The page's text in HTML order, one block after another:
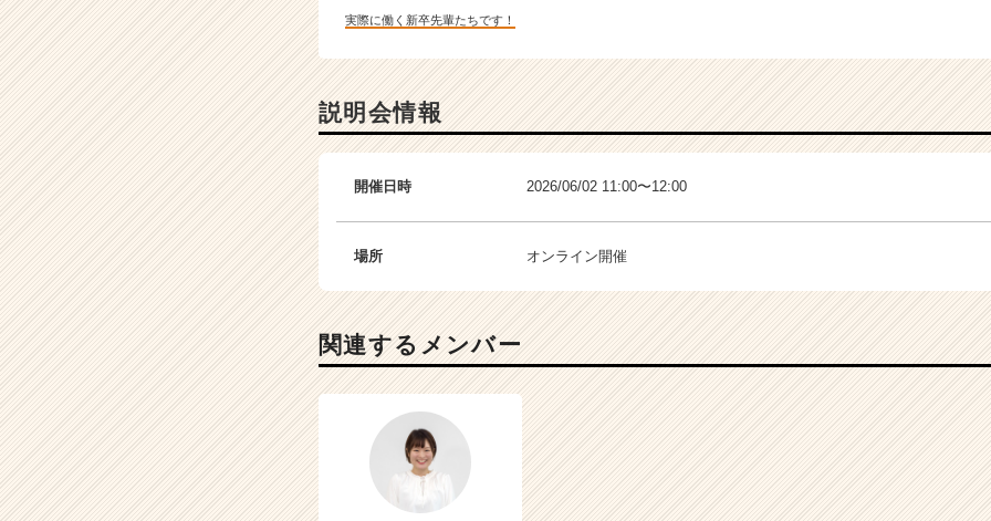
実際に働く新卒先輩たちです！
説明会情報
開催日時 2026/06/02 11:00〜12:00
場所 オンライン開催
関連するメンバー